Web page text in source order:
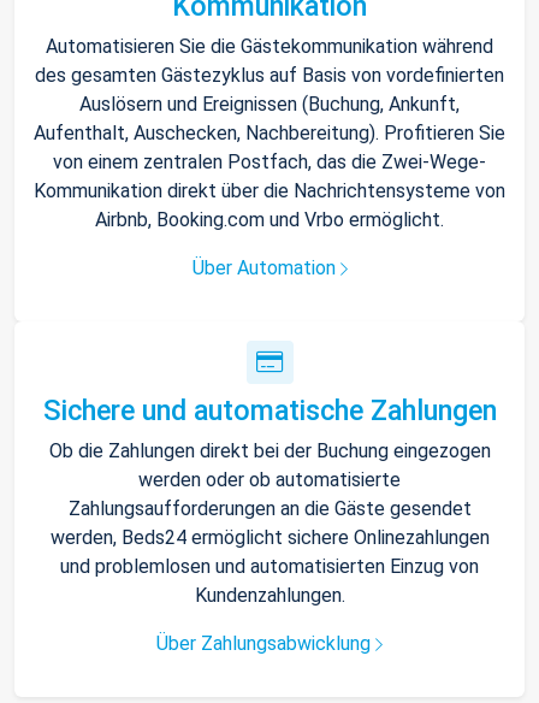
Automatisieren Sie die Gästekommunikation während
des gesamten Gästezyklus auf Basis von vordefinierten
Auslösern und Ereignissen (Buchung, Ankunft,
Aufenthalt, Auschecken, Nachbereitung). Profitieren Sie
von einem zentralen Postfach, das die Zwei-Wege-
Kommunikation direkt über die Nachrichtensysteme von
Airbnb, Booking.com und Vrbo ermöglicht.
Über Automation
Sichere und automatische Zahlungen
Ob die Zahlungen direkt bei der Buchung eingezogen
werden oder ob automatisierte
Zahlungsaufforderungen an die Gäste gesendet
werden, Beds24 ermöglicht sichere Onlinezahlungen
und problemlosen und automatisierten Einzug von
Kundenzahlungen.
Über Zahlungsabwicklung